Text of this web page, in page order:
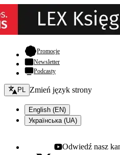
Promocje- otwiera się w nowej
Newsletter
Podcasty
Zmień język - bieżący:
PL Zmień język strony
English (EN)
Українська (UA)
Youtube - otwiera się w
Odwiedź nasz